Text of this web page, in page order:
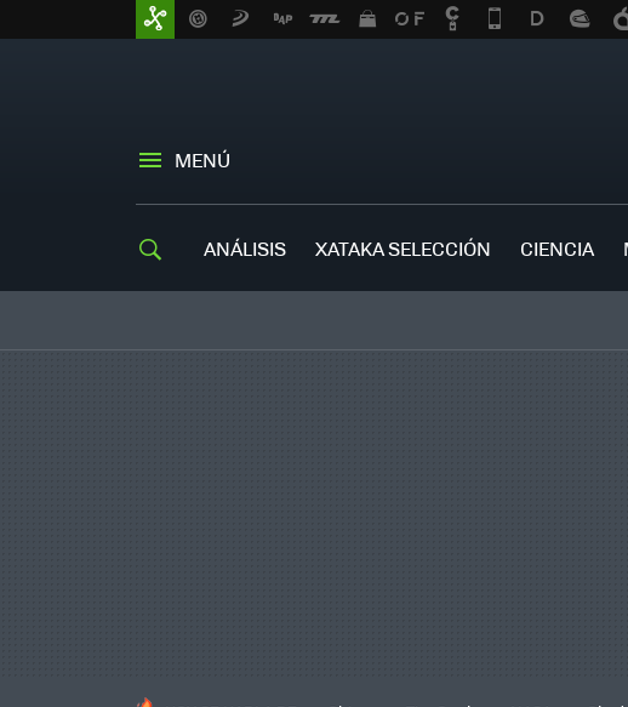
MENÚ
ANÁLISIS XATAKA SELECCIÓN CIENCIA